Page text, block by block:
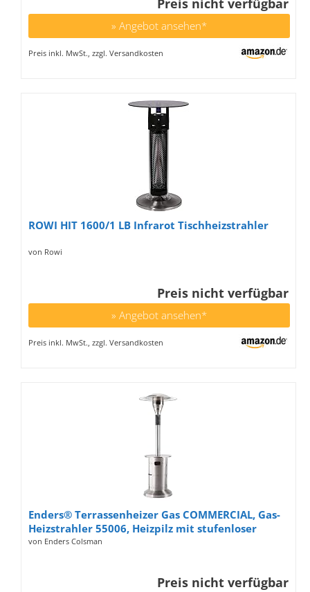
Preis nicht verfügbar
» Angebot ansehen*
Preis inkl. MwSt., zzgl. Versandkosten
ROWI HIT 1600/1 LB Infrarot Tischheizstrahler
von Rowi
Preis nicht verfügbar
» Angebot ansehen*
Preis inkl. MwSt., zzgl. Versandkosten
Enders® Terrassenheizer Gas COMMERCIAL, Gas-
Heizstrahler 55006, Heizpilz mit stufenloser
Regulierung, Turbo-Brenner, höhenverstellbar,
von Enders Colsman
Preis nicht verfügbar